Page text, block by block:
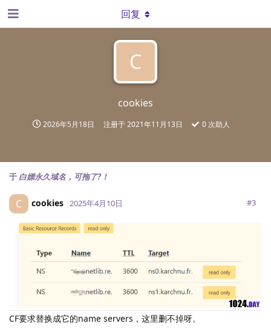
C
cookies
2026年5月18日 注册于2021年11月13日 0次助人
回复
于 白嫖永久域名，可拖了?！
C cookies 2025年4月10日 #3
CF要求替换成它的name servers，这里删不掉呀。